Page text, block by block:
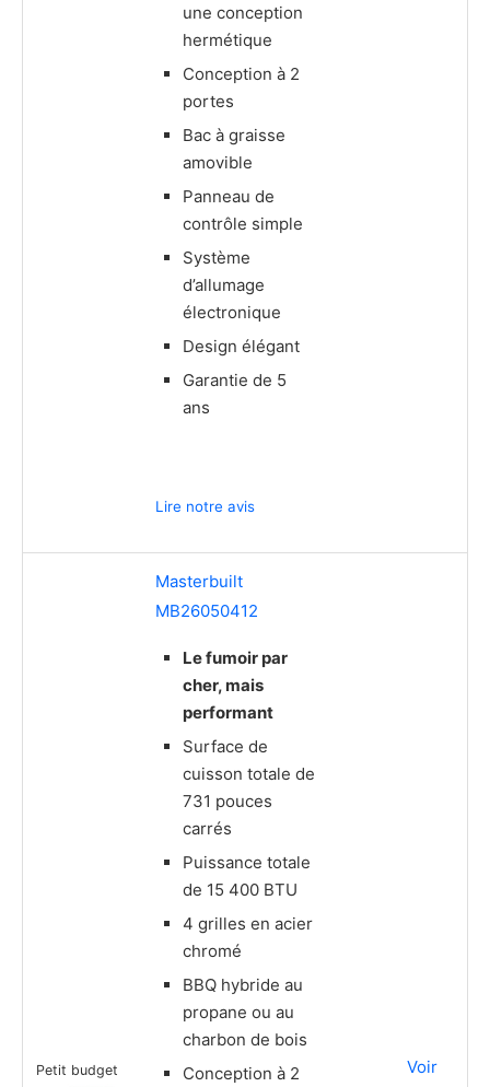
une conception
hermétique
Conception à 2
portes
Bac à graisse
amovible
Panneau de
contrôle simple
Système
d’allumage
électronique
Design élégant
Garantie de 5
ans
Lire notre avis
Petit budget
Masterbuilt
MB26050412
Le fumoir par
cher, mais
performant
Surface de
cuisson totale de
731 pouces
carrés
Puissance totale
de 15 400 BTU
4 grilles en acier
chromé
BBQ hybride au
propane ou au
charbon de bois
Conception à 2
Voir